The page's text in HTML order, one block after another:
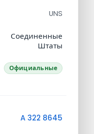
UNS
Соединенные
Штаты
Официальные
A 322 8645